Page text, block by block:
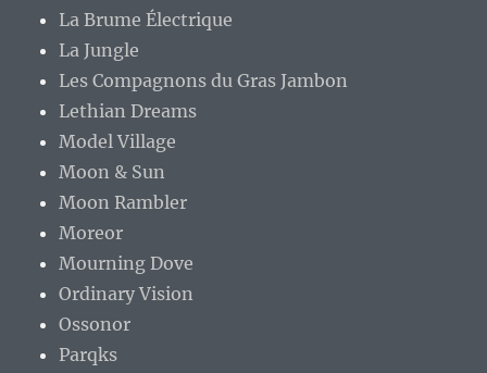
La Brume Électrique
La Jungle
Les Compagnons du Gras Jambon
Lethian Dreams
Model Village
Moon & Sun
Moon Rambler
Moreor
Mourning Dove
Ordinary Vision
Ossonor
Parqks